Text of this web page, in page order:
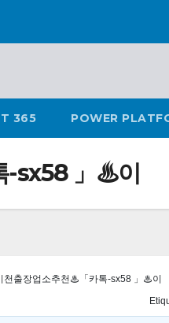
365 POWER
-sx58 」♨이
천출장업소추천♨「카톡-sx58 」♨이